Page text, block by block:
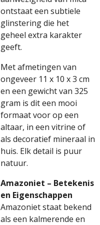
ontstaat een subtiele
glinstering die het
geheel extra karakter
geeft.
Met afmetingen van
ongeveer 11 x 10 x 3 cm
en een gewicht van 325
gram is dit een mooi
formaat voor op een
altaar, in een vitrine of
als decoratief mineraal in
huis. Elk detail is puur
natuur.
Amazoniet – Betekenis
en Eigenschappen
Amazoniet staat bekend
als een kalmerende en